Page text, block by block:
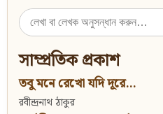
Search
for:
সাম্প্রতিক প্রকাশ
তবু মনে রেখো যদি দূরে...
রবীন্দ্রনাথ ঠাকুর